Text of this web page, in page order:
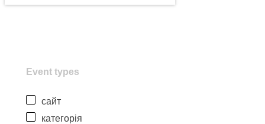
Event types
сайт
категорія